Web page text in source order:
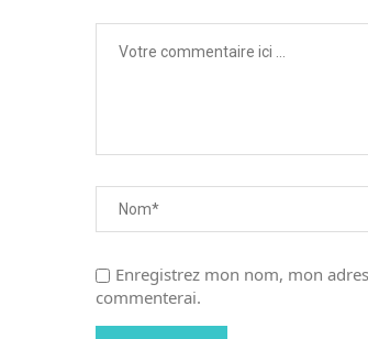
Enregistrez mon nom, mon
commenterai.